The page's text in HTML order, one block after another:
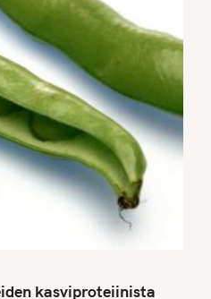
kasviproteiinista